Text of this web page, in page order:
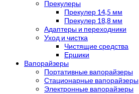
Прекулеры
Прекулер 14,5 мм
Прекулер 18,8 мм
Адаптеры и переходники
Уход и чистка
Чистящие средства
Ершики
Вапорайзеры
Портативные вапорайзеры
Стационарные вапорайзеры
Электронные вапорайзеры